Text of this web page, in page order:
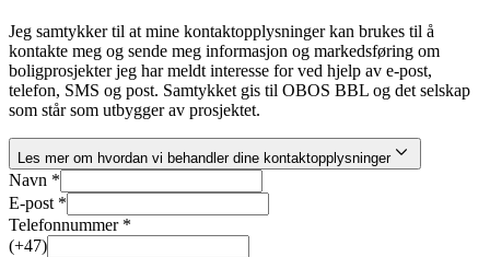
Jeg samtykker til at mine kontaktopplysninger kan brukes til å
kontakte meg og sende meg informasjon og markedsføring om
boligprosjekter jeg har meldt interesse for ved hjelp av e-post,
telefon, SMS og post. Samtykket gis til OBOS BBL og det selskap
som står som utbygger av prosjektet.
Les mer om hvordan vi behandler dine kontaktopplysninger
Navn *
E-post *
Telefonnummer *
(+47)